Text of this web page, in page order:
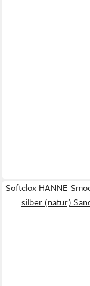
Softclox HANNE
silber (natur)